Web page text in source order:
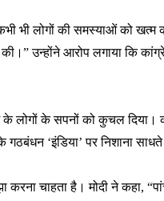
भी लोगों की समस्याओं को
उन्होंने आरोप लगाया कि
लोगों के सपनों को कुचल
‘इंडिया’ पर निशाना
करना चाहता है। मोदी ने